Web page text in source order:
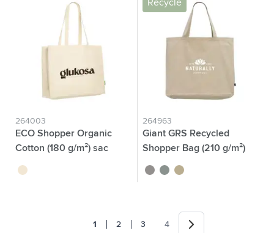
264003
ECO Shopper Organic
Cotton (180 g/m²) sac
écru
Recyclé
264963
Giant GRS Recycled
Shopper Bag (210 g/m²)
noir vert écru
Vous lisez actuellement la page
1 Page
2 Page
3 Page
4 Suivant